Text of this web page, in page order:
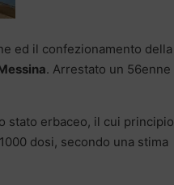
ed il confezionamento della
. Arrestato un 56enne
stato erbaceo, il cui principio
dosi, secondo una stima